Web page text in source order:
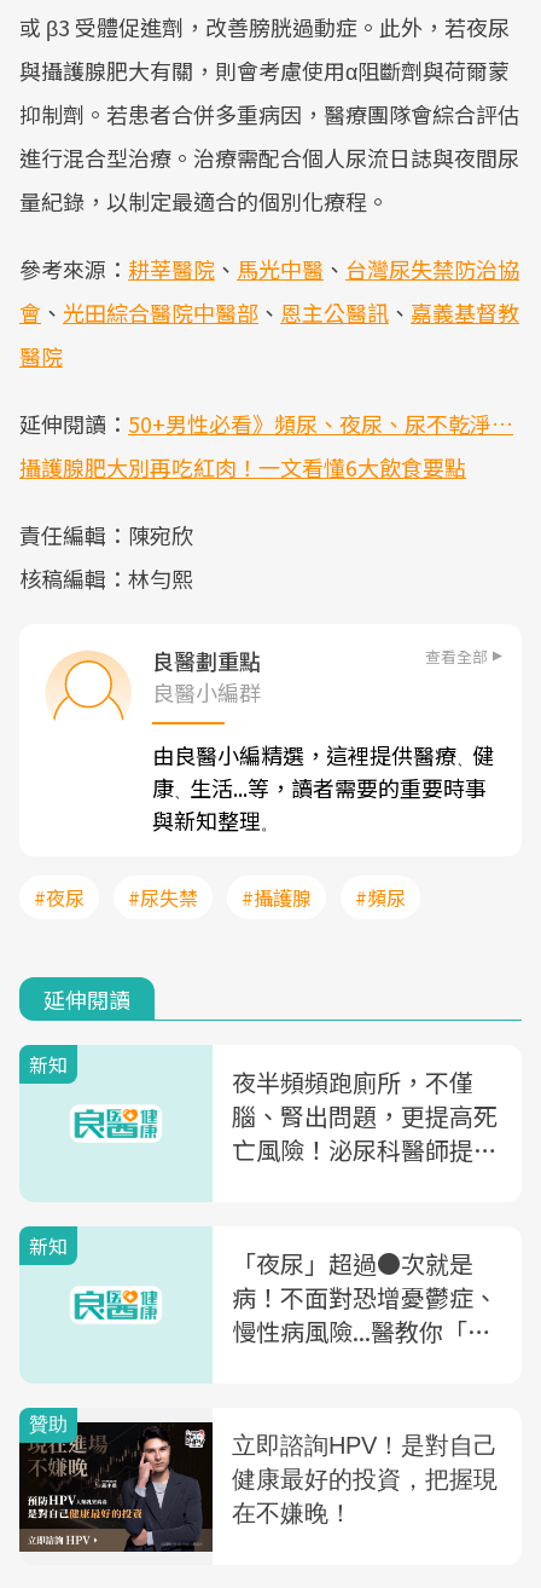
或 β3 受體促進劑，改善膀胱過動症。此外，若夜尿
與攝護腺肥大有關，則會考慮使用α阻斷劑與荷爾蒙
抑制劑。若患者合併多重病因，醫療團隊會綜合評估
進行混合型治療。治療需配合個人尿流日誌與夜間尿
量紀錄，以制定最適合的個別化療程。
參考來源： 耕莘醫院 、 馬光中醫 、 台灣尿失禁防治協
會 、 光田綜合醫院中醫部 、 恩主公醫訊 、 嘉義基督教
醫院
延伸閱讀： 50+男性必看》頻尿、夜尿、尿不乾淨…
攝護腺肥大別再吃紅肉！一文看懂6大飲食要點
責任編輯：陳宛欣
核稿編輯：林勻熙
良醫劃重點 查看全部
良醫小編群
由良醫小編精選，這裡提供醫療、 健
康、 生活...等，讀者需要的重要時事
與新知整理。
#夜尿 #尿失禁 #攝護腺 #頻尿
延伸閱讀
新知
夜半頻頻跑廁所，不僅
腦、腎出問題，更提高死
亡風險！泌尿科醫師提醒
新知
「夜尿」超過●次就是
病！不面對恐增憂鬱症、
慢性病風險...醫教你「一